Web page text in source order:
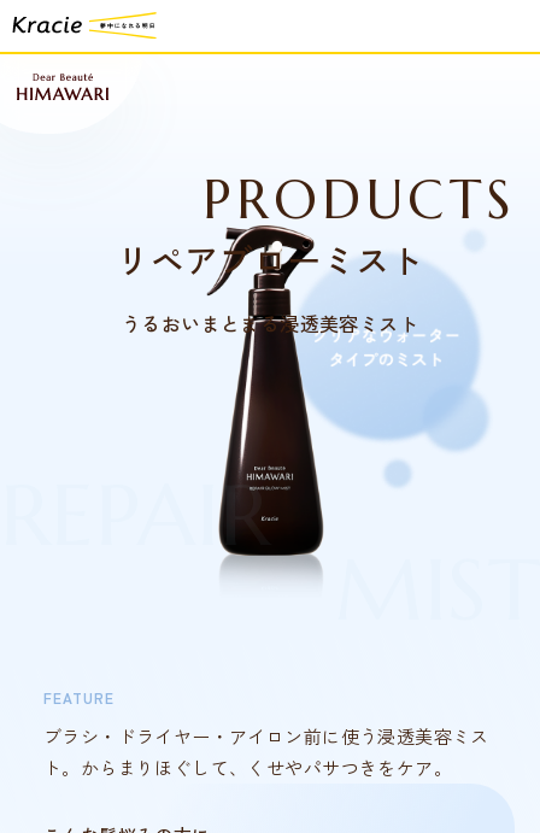
PRODUCTS
リペアブローミスト
うるおいまとまる浸透美容ミスト
REPAIR
FEATURE
ブラシ・ドライヤー・アイロン前に使う浸透美容ミス
ト。からまりほぐして、くせやパサつきをケア。